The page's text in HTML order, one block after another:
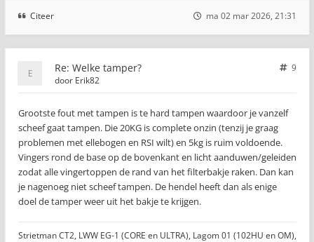
Citeer ma 02 mar 2026, 21:31
Re: Welke tamper?
9
door Erik82
Grootste fout met tampen is te hard tampen waardoor je vanzelf
scheef gaat tampen. Die 20KG is complete onzin (tenzij je graag
problemen met ellebogen en RSI wilt) en 5kg is ruim voldoende.
Vingers rond de base op de bovenkant en licht aanduwen/geleiden
zodat alle vingertoppen de rand van het filterbakje raken. Dan kan
je nagenoeg niet scheef tampen. De hendel heeft dan als enige
doel de tamper weer uit het bakje te krijgen.
Strietman CT2, LWW EG-1 (CORE en ULTRA), Lagom 01 (102HU en OM),